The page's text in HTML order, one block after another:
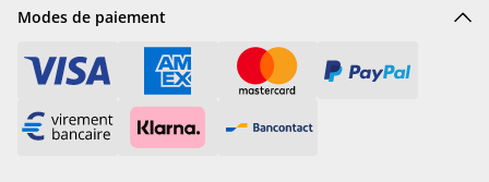
Modes de paiement